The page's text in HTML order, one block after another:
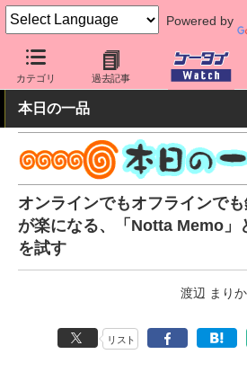
Powered by
カテゴリ 過去記事
ケータイ Watch 周辺機器/アクセサリー
本日の一品
オンラインでもオフラインで
が楽になる、「Notta Memo」
を試す
渡辺 まりか
リスト